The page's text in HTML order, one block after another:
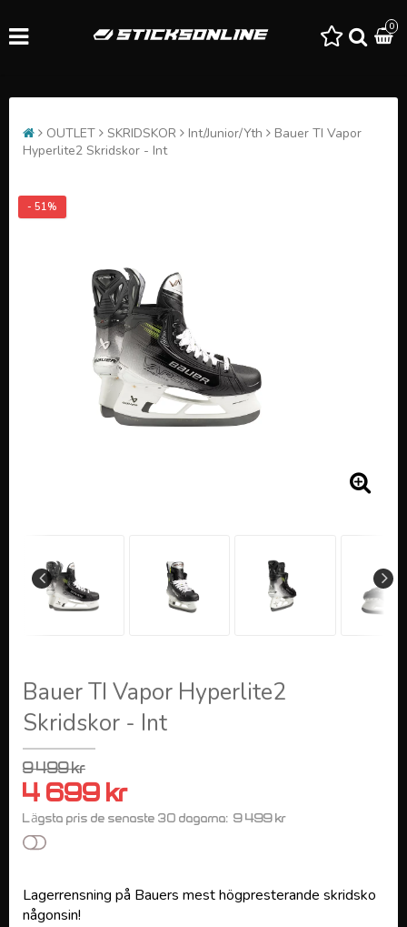
0
OUTLET SKRIDSKOR Int/Junior/Yth
Bauer TI Vapor
Hyperlite2 Skridskor - Int
- 51%
Bauer TI Vapor Hyperlite2
Skridskor - Int
9 499 kr
4 699 kr
Lägsta pris de senaste 30 dagarna 9 499 kr
Lagerrensning på Bauers mest högpresterande skridsko
någonsin!